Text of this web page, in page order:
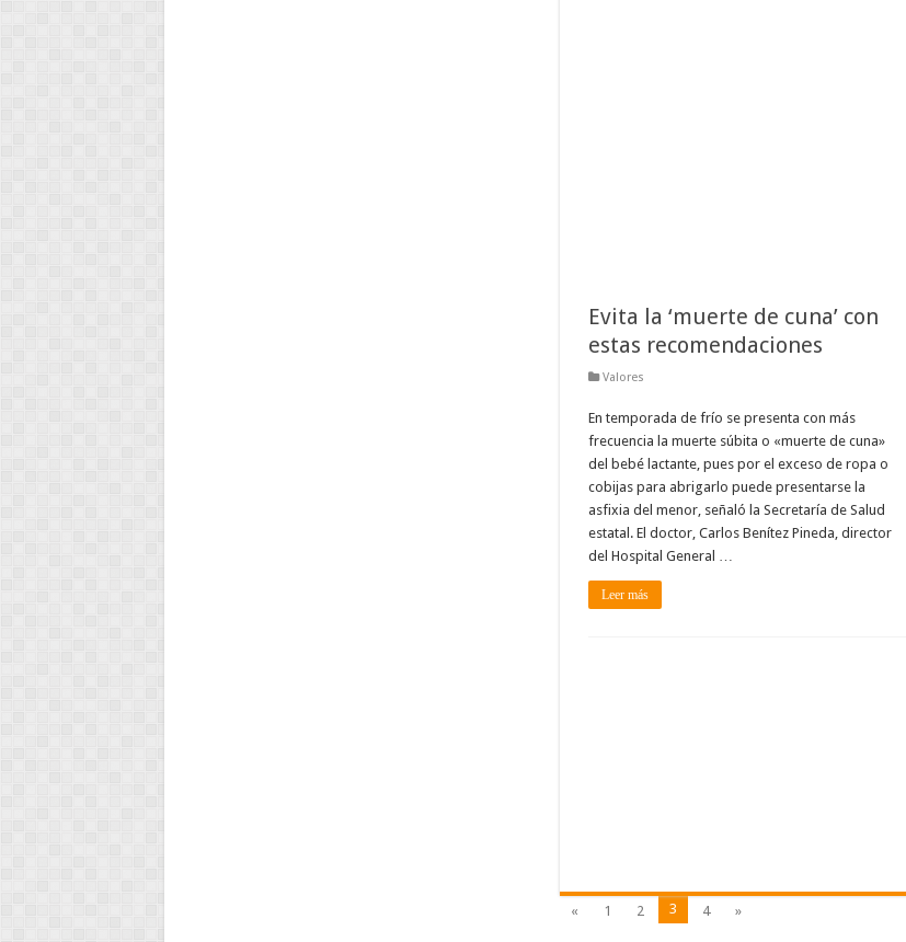
Evita la ‘muerte de cuna’ con
estas recomendaciones
Valores
En temporada de frío se presenta con más
frecuencia la muerte súbita o «muerte de cuna»
del bebé lactante, pues por el exceso de ropa o
cobijas para abrigarlo puede presentarse la
asfixia del menor, señaló la Secretaría de Salud
estatal. El doctor, Carlos Benítez Pineda, director
del Hospital General …
Leer más
« 1 2 3 4 »